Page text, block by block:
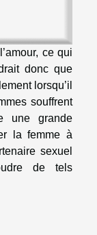
ce qui
donc que
lorsqu’il
souffrent
une grande
la femme à
sexuel
de tels